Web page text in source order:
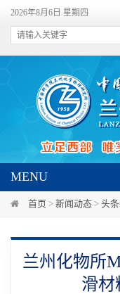
2026年8月6日 星期四
MENU
首页 > 新闻动态 > 头
兰州化物所
滑材